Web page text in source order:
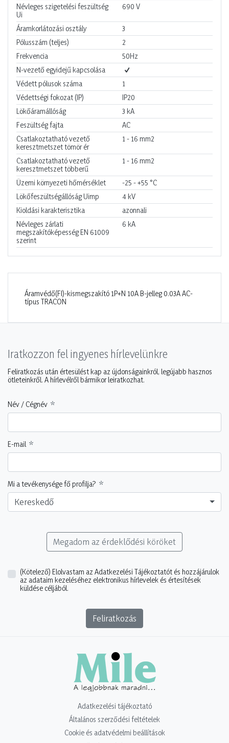
Névleges szigetelési feszültség
Ui
690 V
Áramkorlátozási osztály
3
Pólusszám (teljes)
2
Frekvencia
50Hz
N-vezető egyidejű kapcsolása
Védett pólusok száma
1
Védettségi fokozat (IP)
IP20
Lökőáramállóság
3 kA
Feszültség fajta
AC
Csatlakoztatható vezető
keresztmetszet tömör ér
1 - 16 mm2
Csatlakoztatható vezető
keresztmetszet többerű
1 - 16 mm2
Üzemi környezeti hőmérséklet -25 - +55 °C
Lökőfeszültségállóság Uimp
4 kV
Kioldási karakterisztika
azonnali
Névleges zárlati
megszakítóképesség EN 61009
szerint
6 kA
Áramvédő(FI)-kismegszakító 1P+N 10A B-jelleg 0.03A AC-
típus TRACON
Iratkozzon fel ingyenes hírlevelünkre
Feliratkozás után értesülést kap az újdonságainkról, legújabb hasznos
ötleteinkről. A hírlevélről bármikor leiratkozhat.
Név / Cégnév
E-mail
Mi a tevékenysége fő profilja?
Kereskedő
Megadom az érdeklődési köröket
(Kötelező) Elolvastam az Adatkezelési Tájékoztatót és hozzájárulok
az adataim kezeléséhez elektronikus hírlevelek és értesítések
küldése céljából.
Feliratkozás
Adatkezelési tájékoztató
Általános szerződési feltételek
Cookie és adatvédelmi beállítások